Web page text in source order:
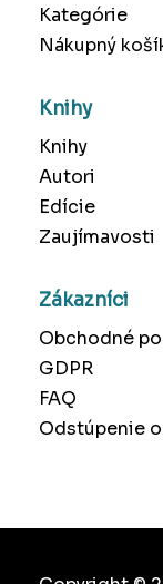
Kategórie
Nákupný
Knihy
Knihy
Autori
Edície
Zaujímavosti
Zákazníci
Obchodné
GDPR
FAQ
Odstúpenie